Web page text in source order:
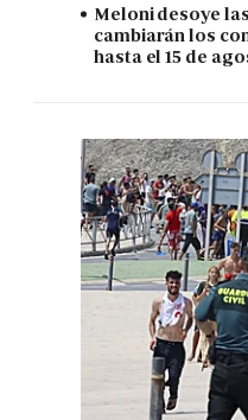
Meloni desoye
cambiarán los
hasta el 15 de